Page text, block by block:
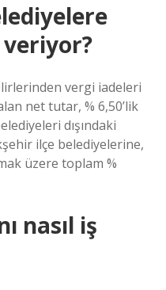
vergi iadeleri
net tutar, % 6,50’lik
dışındaki
ilçe belediyelerine,
üzere toplam %
nasıl iş